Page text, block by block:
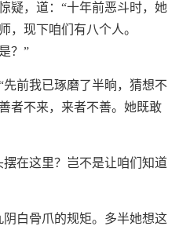
疑，道：“十年前恶斗时，她
，现下咱们有八个人。
？”
前我已琢磨了半晌，猜想不
者不来，来者不善。她既敢
在这里？岂不是让咱们知道
白骨爪的规矩。多半她想这